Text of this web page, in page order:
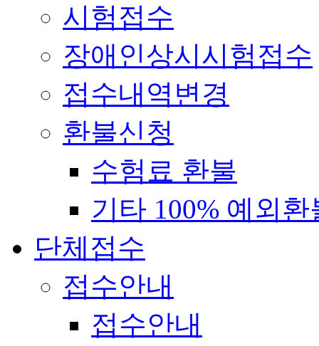
시험접수
장애인상시시험접수
접수내역변경
환불신청
수험료 환불
기타 100% 예외환
단체접수
접수안내
접수안내